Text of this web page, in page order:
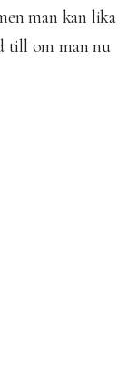
man kan lika
till om man nu